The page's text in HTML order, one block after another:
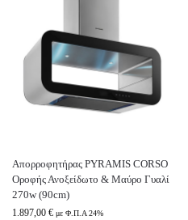
Απορροφητήρας PYRAMIS CORSO
Οροφής Ανοξείδωτο & Μαύρο Γυαλί
270w (90cm)
1.897,00 € με Φ.Π.Α 24%